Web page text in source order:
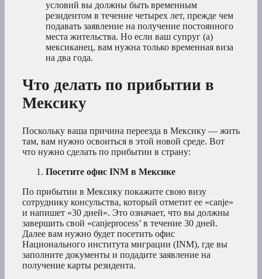
условий вы должны быть временным
резидентом в течение четырех лет, прежде чем
подавать заявление на получение постоянного
места жительства. Но если ваш супруг (а)
мексиканец, вам нужна только временная виза
на два года.
Что делать по прибытии в
Мексику
Поскольку ваша причина переезда в Мексику — жить
там, вам нужно освоиться в этой новой среде. Вот
что нужно сделать по прибытии в страну:
Посетите офис INM в Мексике
По прибытии в Мексику покажите свою визу
сотруднику консульства, который отметит ее «canje»
и напишет «30 дней». Это означает, что вы должны
завершить свой «canjeprocess’ в течение 30 дней.
Далее вам нужно будет посетить офис
Национального института миграции (INM), где вы
заполните документы и подадите заявление на
получение карты резидента.